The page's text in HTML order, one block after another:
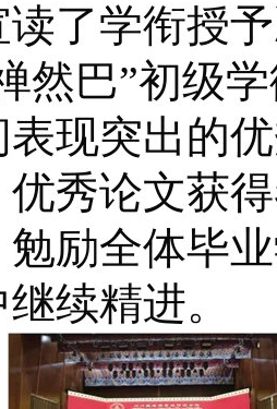
读了学衔授
然巴”初级
表现突出的
优秀论文获
勉励全体毕
续精进。